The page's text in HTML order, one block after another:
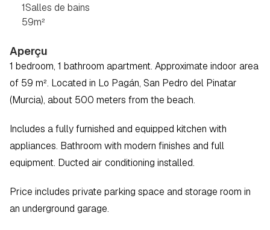
1Salles de bains
59m²
Aperçu
1 bedroom, 1 bathroom apartment. Approximate indoor area
of 59 m². Located in Lo Pagán, San Pedro del Pinatar
(Murcia), about 500 meters from the beach.
Includes a fully furnished and equipped kitchen with
appliances. Bathroom with modern finishes and full
equipment. Ducted air conditioning installed.
Price includes private parking space and storage room in
an underground garage.